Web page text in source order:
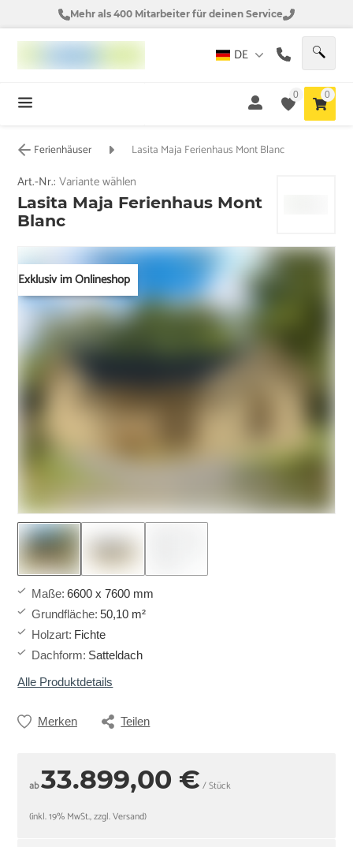
Mehr als 400 Mitarbeiter für deinen Service
DE
0 0
Ferienhäuser Lasita Maja Ferienhaus Mont Blanc
Exklusiv im Onlineshop
Art.-Nr.:Variante wählen
Lasita Maja Ferienhaus Mont
Blanc
Maße: 6600 x 7600 mm
Grundfläche: 50,10 m²
Holzart: Fichte
Dachform: Satteldach
Alle Produktdetails
Merken Teilen
ab33.899,00 € / Stück
(inkl. 19% MwSt., zzgl. Versand)